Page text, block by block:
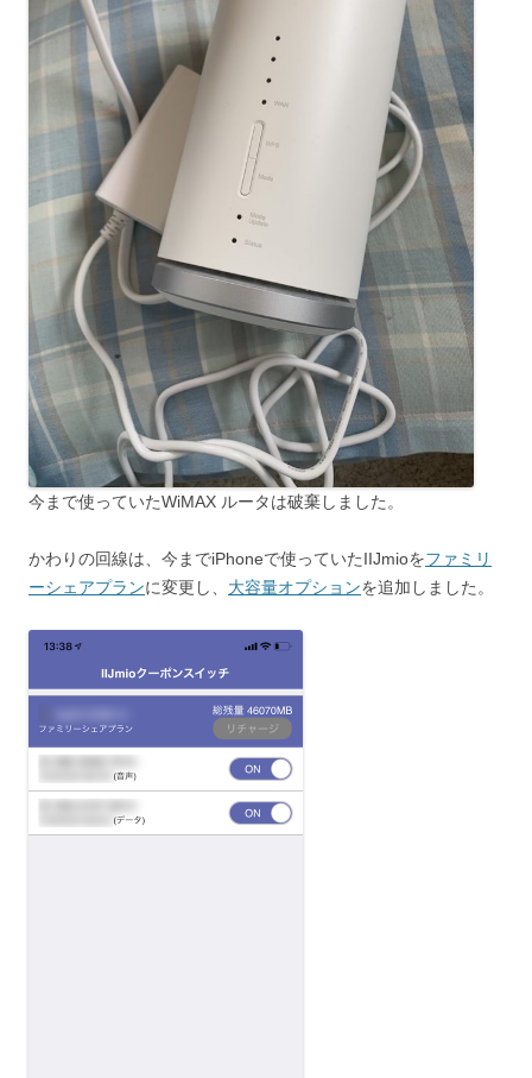
今まで使っていたWiMAX ルータは破棄しました。
かわりの回線は、今までiPhoneで使っていたIIJmioをファミリ
ーシェアプランに変更し、 大容量オプションを追加しました。